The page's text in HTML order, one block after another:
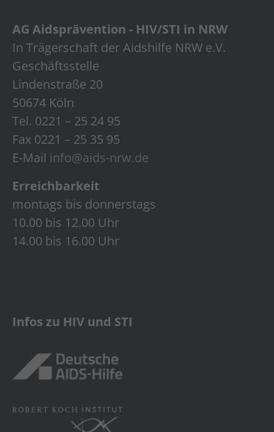
AG Aidsprävention - HIV/STI in NRW
In Trägerschaft der Aidshilfe NRW e.V.
Geschäftsstelle
Lindenstraße 20
50674 Köln
Tel. 0221 – 25 24 95
Fax 0221 – 25 35 95
E-Mail info@aids-nrw.de
Erreichbarkeit
montags bis donnerstags
10.00 bis 12.00 Uhr
14.00 bis 16.00 Uhr
Infos zu HIV und STI